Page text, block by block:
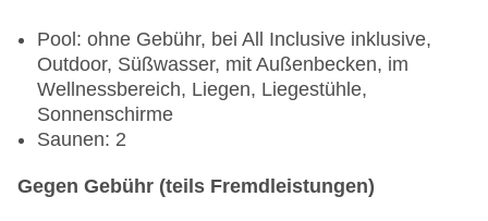
Pool: ohne Gebühr, bei All Inclusive inklusive,
Outdoor, Süßwasser, mit Außenbecken, im
Wellnessbereich, Liegen, Liegestühle,
Sonnenschirme
Saunen: 2
Gegen Gebühr (teils Fremdleistungen)